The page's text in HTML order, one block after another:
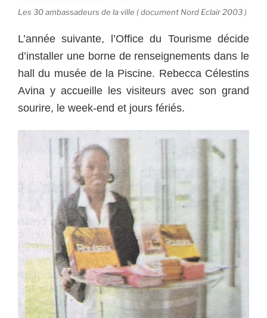
Les 30 ambassadeurs de la ville ( document Nord Eclair 2003 )
L’année suivante, l’Office du Tourisme décide
d’installer une borne de renseignements dans le
hall du musée de la Piscine. Rebecca Célestins
Avina y accueille les visiteurs avec son grand
sourire, le week-end et jours fériés.